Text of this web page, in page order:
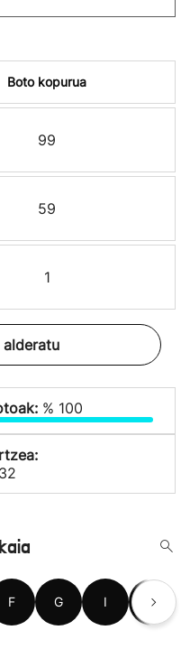
Boto kopurua
99
59
1
% 100
F G I J